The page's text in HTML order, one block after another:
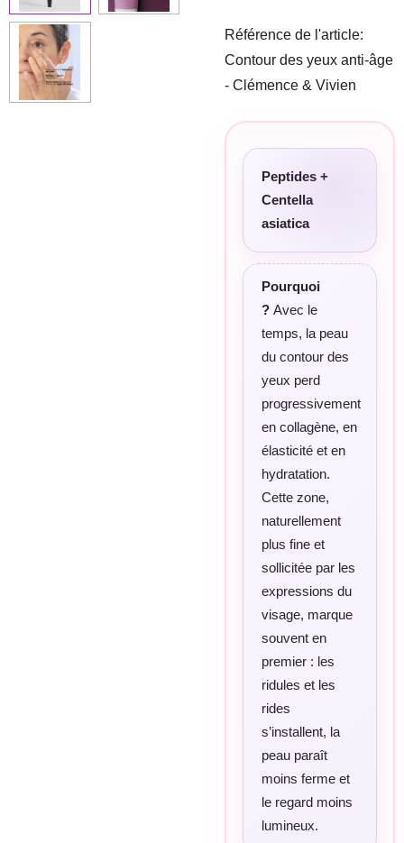
Référence de l'article:
Contour des yeux anti-âge
- Clémence & Vivien
Peptides +
Centella
asiatica
Pourquoi
? Avec le
temps, la peau
du contour des
yeux perd
progressivement
en collagène, en
élasticité et en
hydratation.
Cette zone,
naturellement
plus fine et
sollicitée par les
expressions du
visage, marque
souvent en
premier : les
ridules et les
rides
s’installent, la
peau paraît
moins ferme et
le regard moins
lumineux.